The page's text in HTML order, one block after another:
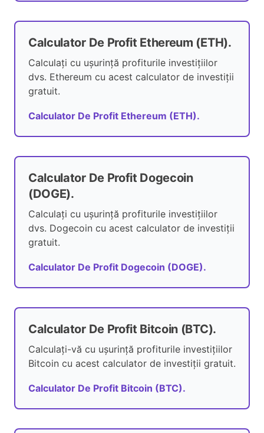
Calculator De Profit Ethereum (ETH).
Calculați cu ușurință profiturile investițiilor
dvs. Ethereum cu acest calculator de investiții
gratuit.
Calculator De Profit Ethereum (ETH).
Calculator De Profit Dogecoin
(DOGE).
Calculați cu ușurință profiturile investițiilor
dvs. Dogecoin cu acest calculator de investiții
gratuit.
Calculator De Profit Dogecoin (DOGE).
Calculator De Profit Bitcoin (BTC).
Calculați-vă cu ușurință profiturile investițiilor
Bitcoin cu acest calculator de investiții gratuit.
Calculator De Profit Bitcoin (BTC).